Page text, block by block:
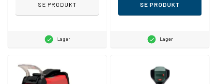
SE PRODUKT
Lager
SE PRODUKT
Lager